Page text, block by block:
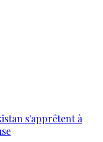
s'apprêtent à